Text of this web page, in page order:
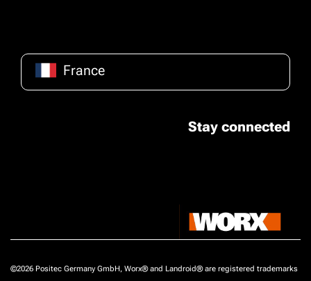
France
Stay connected
©2026 Positec Germany GmbH, Worx® and Landroid® are registered trademarks